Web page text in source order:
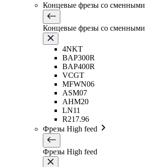
Концевые фрезы со сменными
Концевые фрезы со сменными
4NKT
BAP300R
BAP400R
VCGT
MFWN06
ASM07
AHM20
LN11
R217.96
Фрезы High feed
Фрезы High feed